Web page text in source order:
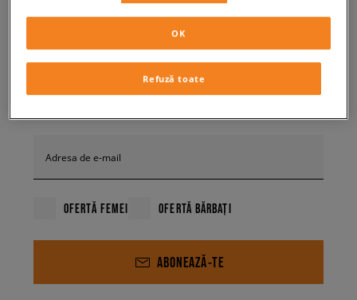
ABONEAZĂ-TE LA
NEWSLETTER
Adresa de e-mail
OFERTĂ FEMEI OFERTĂ BĂRBAȚI
ABONEAZĂ-TE
Refuză toate
OK